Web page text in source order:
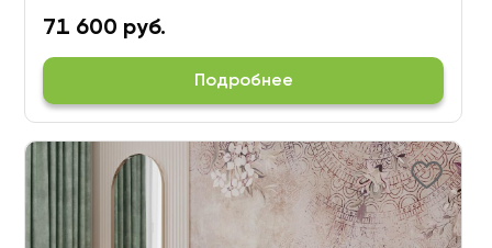
71 600 руб.
Подробнее